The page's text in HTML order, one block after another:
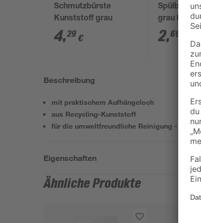
Schmutzbürste
Kunststoff grau
4,29 €
grau blau
2,69
Beschreibung
mit praktischem Aufhängeloch
aus Recycling-Kunststoff
für die umweltfreundliche Reinigung - spart
Eigenschaften
Ähnliche Produkte